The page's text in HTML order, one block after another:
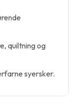
quiltning og
syersker.